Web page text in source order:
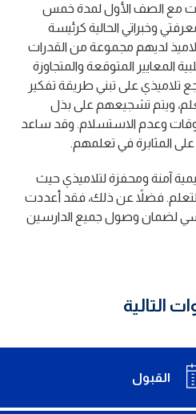
مع الصف الأول لمدة خمس
وخبراتي الحالية كرئيسة
لديهم مجموعة من القدرات
المعايير المتوقعة والمتجاوزة
تلاميذي على تبني طريقة تفكير
ويتم تشجيعهم على بذل
وعدم الاستسلام. وقد ساعد
المثابرة في تعلمهم.
آمنة ومحفزة لتلاميذي حيث
فضلاً عن ذلك، فقد أعددت
لضمان وصول جميع الدارسين
التالية
القبول